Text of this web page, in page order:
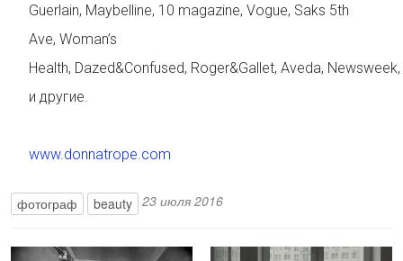
Guerlain, Maybelline, 10 magazine, Vogue, Saks 5th
Ave, Woman’s
Health, Dazed&Confused, Roger&Gallet, Aveda,
и другие.
www.donnatrope.com
фотограф beauty 23 июля 2016